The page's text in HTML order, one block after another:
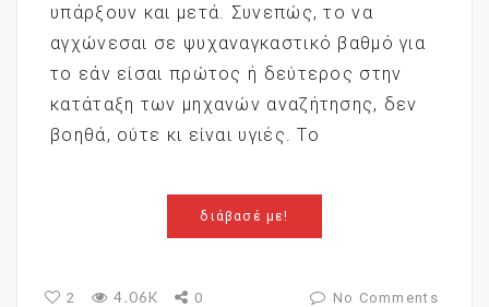
υπάρξουν και μετά. Συνεπώς, το να
αγχώνεσαι σε ψυχαναγκαστικό βαθμό για
το εάν είσαι πρώτος ή δεύτερος στην
κατάταξη των μηχανών αναζήτησης, δεν
βοηθά, ούτε κι είναι υγιές. Το
διάβασέ με!
2 4.06K 0 No Comments